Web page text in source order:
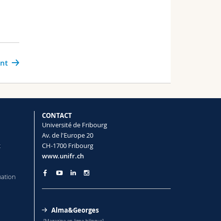
CONTACT
Université de Fribourg
Av. de l'Europe 20
CH-1700 Fribourg
www.unifr.ch
Alma&Georges